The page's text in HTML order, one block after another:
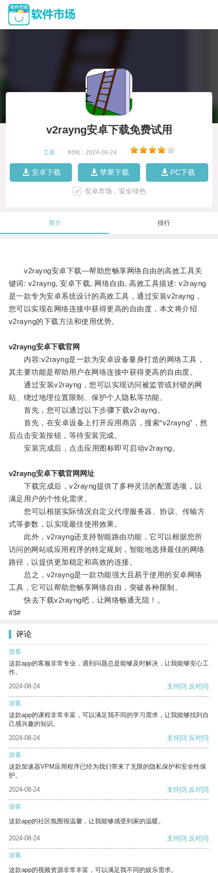
v2rayng安卓下载免费试用
工具 时间：2024-08-24
安卓下载 苹果下载 PC下载
安卓市场，安全绿色
简介 排行
v2rayng安卓下载—帮助您畅享网络自由的高效工具关
键词: v2rayng, 安卓下载, 网络自由, 高效工具描述: v2rayng
是一款专为安卓系统设计的高效工具，通过安装v2rayng，
您可以实现在网络连接中获得更高的自由度，本文将介绍
v2rayng的下载方法和使用优势。
v2rayng安卓下载官网
内容:v2rayng是一款为安卓设备量身打造的网络工具，
其主要功能是帮助用户在网络连接中获得更高的自由度。
通过安装v2rayng，您可以实现访问被监管或封锁的网
站、绕过地理位置限制、保护个人隐私等功能。
首先，您可以通过以下步骤下载v2rayng。
首先，在安卓设备上打开应用商店，搜索“v2rayng”，然
后点击安装按钮，等待安装完成。
安装完成后，点击应用图标即可启动v2rayng。
v2rayng安卓下载官网网址
下载完成后，v2rayng提供了多种灵活的配置选项，以
满足用户的个性化需求。
您可以根据实际情况自定义代理服务器、协议、传输方
式等参数，以实现最佳使用效果。
此外，v2rayng还支持智能路由功能，它可以根据您所
访问的网站或应用程序的特定规则，智能地选择最佳的网络
路径，以提供更加稳定和高效的连接。
总之，v2rayng是一款功能强大且易于使用的安卓网络
工具，它可以帮助您畅享网络自由，突破各种限制。
快去下载v2rayng吧，让网络畅通无阻！。
#3#
评论
游客
这款app的客服非常专业，遇到问题总是能够及时解决，让我能够安心工
作。
2024-08-24
支持[0] 反对[0]
游客
这款app的课程非常丰富，可以满足我不同的学习需求，让我能够找到自
己感兴趣的知识。
2024-08-24
支持[0] 反对[0]
游客
这款加速器VPM应用程序已经为我们带来了无限的隐私保护和安全性保
护。
2024-08-24
支持[0] 反对[0]
游客
这款app的社区氛围很温馨，让我能够感受到家的温暖。
2024-08-24 支持[0] 反对[0]
游客
这款app的视频资源非常丰富，可以满足我不同的娱乐需求。